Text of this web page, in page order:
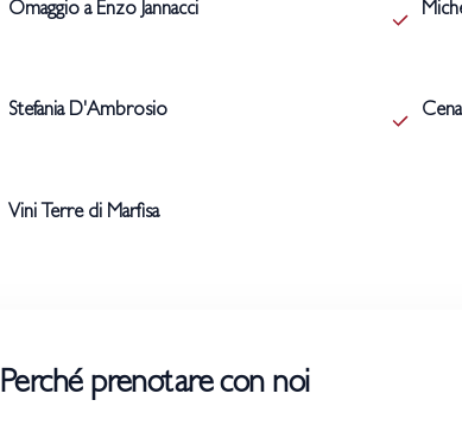
Perché prenotare con noi
Omaggio a Enzo Jannacci
Stefania D'Ambrosio
Vini Terre di Marfisa